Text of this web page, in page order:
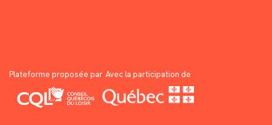
Plateforme proposée par Avec la participation de